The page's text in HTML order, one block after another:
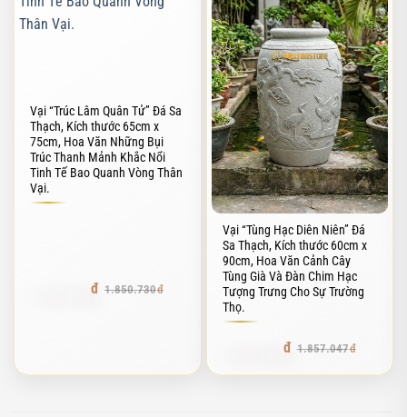
Vại “Trúc Lâm Quân Tử” Đá Sa
Thạch, Kích thước 65cm x
75cm, Hoa Văn Những Bụi
Trúc Thanh Mảnh Khắc Nổi
Tinh Tế Bao Quanh Vòng Thân
Vại.
1.850.730
Vại “Tùng Hạc Diên Niên” Đá
Sa Thạch, Kích thước 60cm x
90cm, Hoa Văn Cảnh Cây
Tùng Già Và Đàn Chim Hạc
Tượng Trưng Cho Sự Trường
Thọ.
1.857.047